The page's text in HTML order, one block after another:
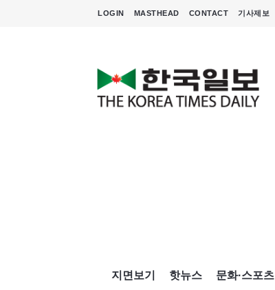
LOGIN MASTHEAD CONTACT 기사제보
지면보기 핫뉴스 문화·스포츠